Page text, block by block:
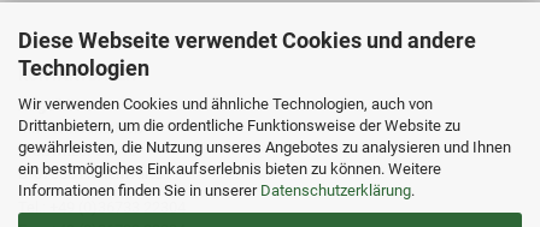
Diese Webseite verwendet Cookies und andere
Technologien
Wir verwenden Cookies und ähnliche Technologien, auch von
Drittanbietern, um die ordentliche Funktionsweise der Website zu
gewährleisten, die Nutzung unseres Angebotes zu analysieren und Ihnen
ein bestmögliches Einkaufserlebnis bieten zu können. Weitere
Informationen finden Sie in unserer Datenschutzerklärung.
KONTAKTDATEN
Angelhütte
Inh.: Christina Heß
Preßwitzer Str. 18
D-07338 Hohenwarte